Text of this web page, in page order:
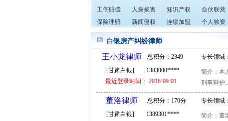
工伤赔偿
人身损害
保险理赔
新闻侵权
知识产权
合伙联营
连锁加盟
个人独资
白银房产纠纷律师
王小龙律师 总积分：2349
分
[甘肃白银]
1383000****
最近登录时间： 2018-09-01
专长领域
简介：本
刑事辩护
董洛律师
总积分：170分
[甘肃白银]
1389301****
专长领域
继承 房
简介：董